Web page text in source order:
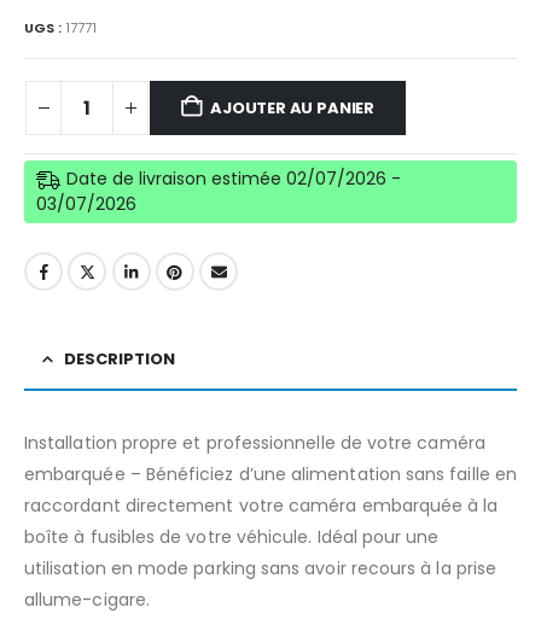
UGS : 17771
AJOUTER AU PANIER
Date de livraison estimée 02/07/2026 -
03/07/2026
DESCRIPTION
Installation propre et professionnelle de votre caméra
embarquée – Bénéficiez d’une alimentation sans faille en
raccordant directement votre caméra embarquée à la
boîte à fusibles de votre véhicule. Idéal pour une
utilisation en mode parking sans avoir recours à la prise
allume-cigare.